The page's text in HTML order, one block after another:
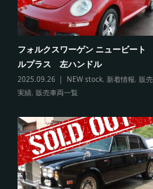
フォルクスワーゲン ニュービート
ルプラス 左ハンドル
2025.09.26 NEW stock, 新着情報, 販売
実績, 販売車両一覧